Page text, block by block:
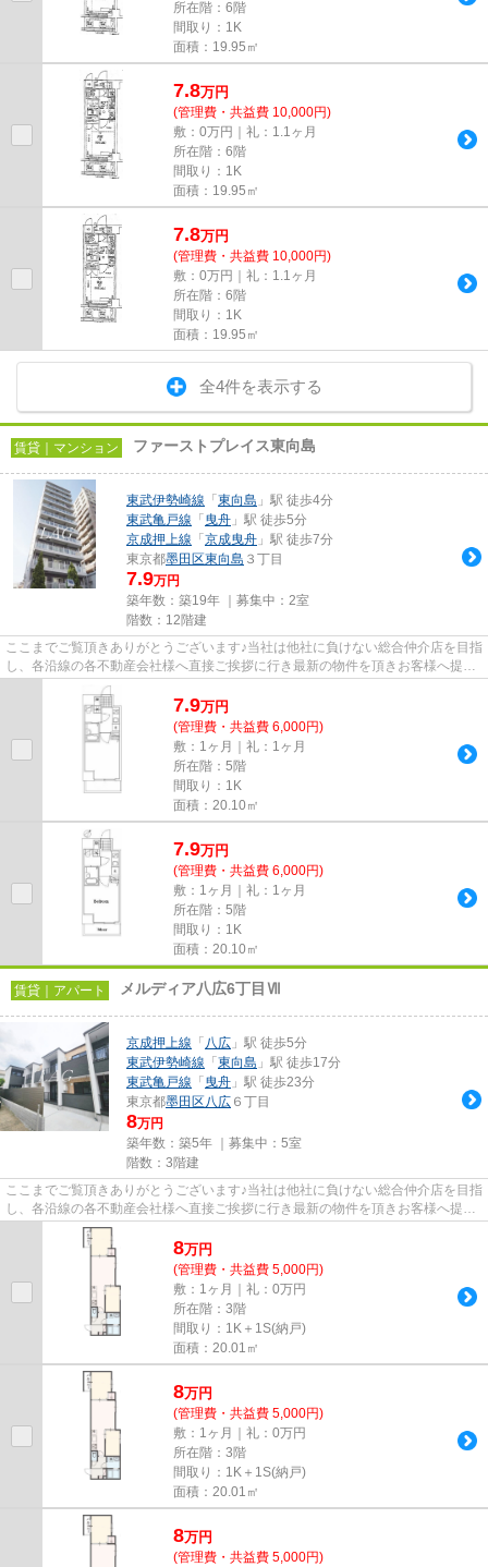
所在階：6階
間取り：1K
面積：19.95㎡
7.8万円
(管理費・共益費 10,000円)
敷：0万円｜礼：1.1ヶ月
所在階：6階
間取り：1K
面積：19.95㎡
7.8万円
(管理費・共益費 10,000円)
敷：0万円｜礼：1.1ヶ月
所在階：6階
間取り：1K
面積：19.95㎡
全4件を表示する
賃貸｜マンション ファーストプレイス東向島
東武伊勢崎線 「 東向島 」駅 徒歩4分
東武亀戸線 「 曳舟 」駅 徒歩5分
京成押上線 「 京成曳舟 」駅 徒歩7分
東京都墨田区東向島 ３丁目
7.9万円
築年数：築19年 ｜募集中： 2室
階数：12階建
ここまでご覧頂きありがとうございます♪当社は他社に負けない総合仲介店を目指
し、各沿線の各不動産会社様へ直接ご挨拶に行き最新の物件を頂きお客様へ提供
しております！最新の情報は...
7.9万円
(管理費・共益費 6,000円)
敷：1ヶ月｜礼：1ヶ月
所在階：5階
間取り：1K
面積：20.10㎡
7.9万円
(管理費・共益費 6,000円)
敷：1ヶ月｜礼：1ヶ月
所在階：5階
間取り：1K
面積：20.10㎡
賃貸｜アパート メルディア八広6丁目Ⅶ
京成押上線 「 八広 」駅 徒歩5分
東武伊勢崎線 「 東向島 」駅 徒歩17分
東武亀戸線 「 曳舟 」駅 徒歩23分
東京都墨田区八広 ６丁目
8万円
築年数：築5年 ｜募集中： 5室
階数：3階建
ここまでご覧頂きありがとうございます♪当社は他社に負けない総合仲介店を目指
し、各沿線の各不動産会社様へ直接ご挨拶に行き最新の物件を頂きお客様へ提供
しております！最新の情報は...
8万円
(管理費・共益費 5,000円)
敷：1ヶ月｜礼：0万円
所在階：3階
間取り：1K＋1S(納戸)
面積：20.01㎡
8万円
(管理費・共益費 5,000円)
敷：1ヶ月｜礼：0万円
所在階：3階
間取り：1K＋1S(納戸)
面積：20.01㎡
8万円
(管理費・共益費 5,000円)